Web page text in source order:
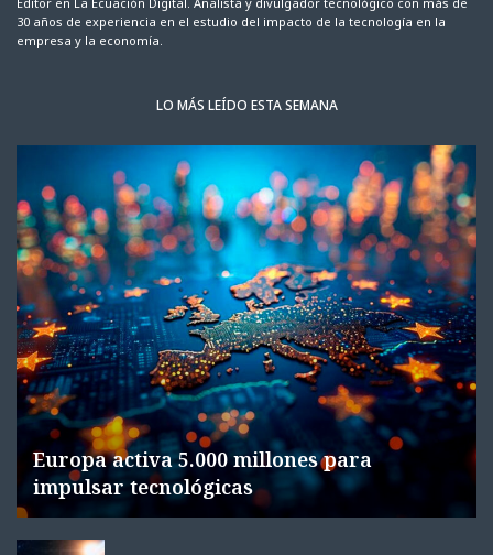
30 años de experiencia en el estudio del impacto de la tecnología en la
empresa y la economía.
LO MÁS LEÍDO ESTA SEMANA
Europa activa 5.000 millones para
impulsar tecnológicas